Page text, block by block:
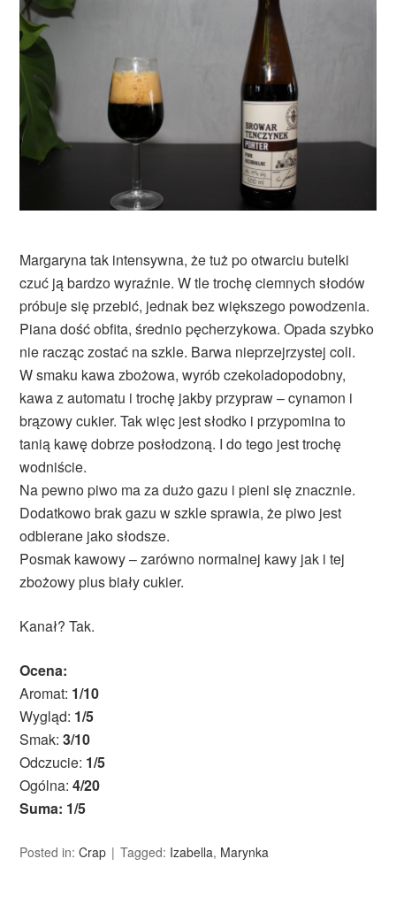
Margaryna tak intensywna, że tuż po otwarciu butelki
czuć ją bardzo wyraźnie. W tle trochę ciemnych słodów
próbuje się przebić, jednak bez większego powodzenia.
Piana dość obfita, średnio pęcherzykowa. Opada szybko
nie racząc zostać na szkle. Barwa nieprzejrzystej coli.
W smaku kawa zbożowa, wyrób czekoladopodobny,
kawa z automatu i trochę jakby przypraw – cynamon i
brązowy cukier. Tak więc jest słodko i przypomina to
tanią kawę dobrze posłodzoną. I do tego jest trochę
wodniście.
Na pewno piwo ma za dużo gazu i pieni się znacznie.
Dodatkowo brak gazu w szkle sprawia, że piwo jest
odbierane jako słodsze.
Posmak kawowy – zarówno normalnej kawy jak i tej
zbożowy plus biały cukier.
Kanał? Tak.
Ocena:
Aromat: 1/10
Wygląd: 1/5
Smak:3/10
Odczucie: 1/5
Ogólna:4/20
Suma: 1/5
Posted in:Crap Tagged: Izabella, Marynka